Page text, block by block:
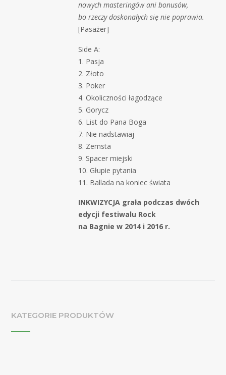
nowych masteringów ani bonusów,
bo rzeczy doskonałych się nie poprawia.
[Pasażer]
Side A:
1. Pasja
2. Złoto
3. Poker
4. Okoliczności łagodzące
5. Gorycz
6. List do Pana Boga
7. Nie nadstawiaj
8. Zemsta
9. Spacer miejski
10. Głupie pytania
11. Ballada na koniec świata
INKWIZYCJA grała podczas dwóch
edycji festiwalu Rock
na Bagnie w 2014 i 2016 r.
KATEGORIE PRODUKTÓW